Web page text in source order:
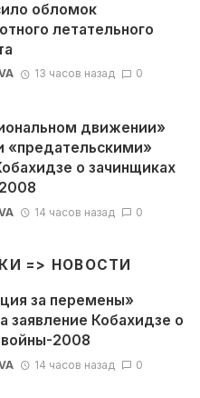
обломок
летательного
13 часов назад 0
движении»
«предательскими»
о зачинщиках
14 часов назад 0
=> НОВОСТИ
за перемены»
заявление Кобахидзе о
войны-2008
14 часов назад 0